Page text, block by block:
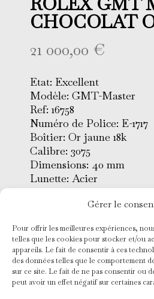
Gérer le
Pour offrir les meilleures expériences,
telles que les cookies pour stocker et/ou
appareils. Le fait de consentir à ces
des données telles que le comportement
sur ce site. Le fait de ne pas consentir ou
peut avoir un effet négatif sur certaines
CHOCOLAT
21 000,00 €
Etat: Excellent
Modèle: GMT-Master
Ref: 16758
Numéro de Police: E-1717
Boîtier: Or jaune 18k
Calibre: 3075
Dimensions: 40 mm
Lunette: Acier
Insert: Aluminium
Cadran: Chocolat
Bracelet: Président or
Mouvement: Remontage
automatique
Conditionnement: Ecrin
et papiers de service